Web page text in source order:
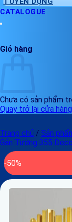
CATALOGUE
Giỏ hàng
Chưa có sản phẩm
Quay trở lại cửa hàng
Trang chủ / Sản
Gắn Tường 355
-50%